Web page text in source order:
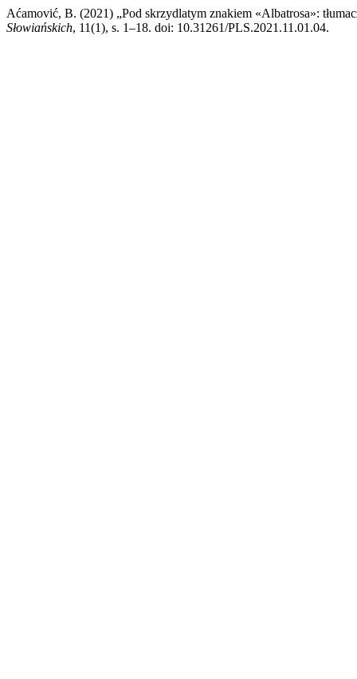
Aćamović, B. (2021) „Pod skrzydlatym znakiem «Albatrosa»:
Słowiańskich, 11(1), s. 1–18. doi: 10.31261/PLS.2021.11.01.04.